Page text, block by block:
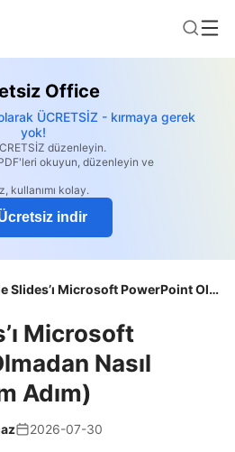
Office
ÜCRETSİZ - kırmaya gerek
yok!
düzenleyin.
okuyun, düzenleyin ve
kullanımı kolay.
indir
Google Slides’ı Microsoft PowerPoint Olmadan Nasıl İndirilir? (Adım Adım)
Microsoft
Nasıl
Adım)
2026-07-30